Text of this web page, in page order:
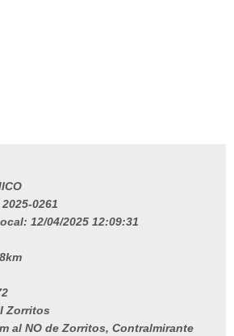
2025-0261
12/04/2025 12:09:31
Zorritos
al NO de Zorritos, Contralmirante